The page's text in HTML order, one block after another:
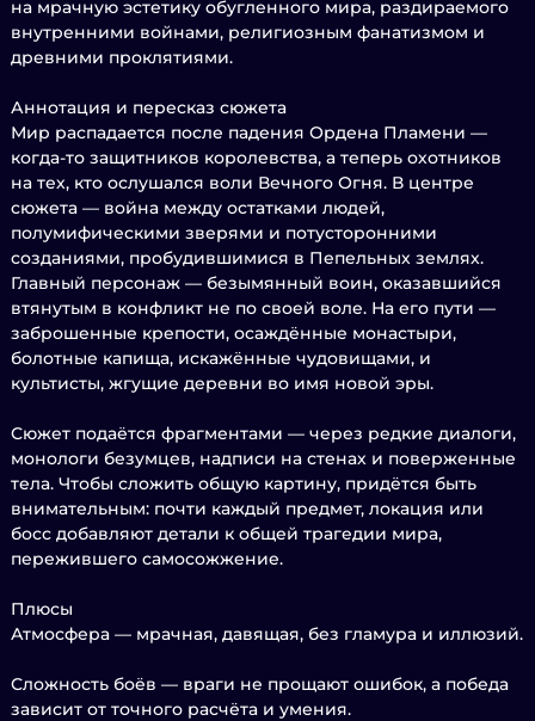
на мрачную эстетику обугленного мира, раздираемого
внутренними войнами, религиозным фанатизмом и
древними проклятиями.
Аннотация и пересказ сюжета
Мир распадается после падения Ордена Пламени —
когда-то защитников королевства, а теперь охотников
на тех, кто ослушался воли Вечного Огня. В центре
сюжета — война между остатками людей,
полумифическими зверями и потусторонними
созданиями, пробудившимися в Пепельных землях.
Главный персонаж — безымянный воин, оказавшийся
втянутым в конфликт не по своей воле. На его пути —
заброшенные крепости, осаждённые монастыри,
болотные капища, искажённые чудовищами, и
культисты, жгущие деревни во имя новой эры.
Сюжет подаётся фрагментами — через редкие диалоги,
монологи безумцев, надписи на стенах и поверженные
тела. Чтобы сложить общую картину, придётся быть
внимательным: почти каждый предмет, локация или
босс добавляют детали к общей трагедии мира,
пережившего самосожжение.
Плюсы
Атмосфера — мрачная, давящая, без гламура и иллюзий.
Сложность боёв — враги не прощают ошибок, а победа
зависит от точного расчёта и умения.